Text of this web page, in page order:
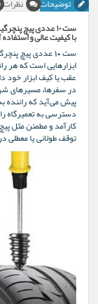
توضیحات نظرات
با کیفیت عالی و
ابزارهایی است که هر
عقب یا کیف ابزار خود
در سفرها، مسیرهای
پیش می‌آید که راننده
دسترسی به تعمیرگاه
کارآمد و مطمئن مثل
توقف طولانی یا معطلی